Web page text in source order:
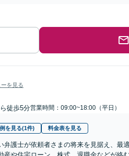
を見る
徒歩5分営業時間：09:00~18:00（平日）
を見る(1件) 料金表を見る
弁護士が依頼者さまの将来を見据え、